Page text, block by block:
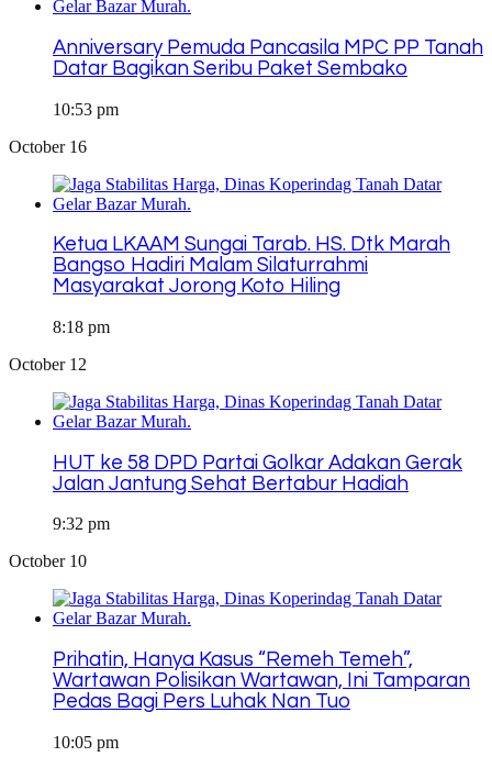
Anniversary Pemuda Pancasila MPC PP Tanah
Datar Bagikan Seribu Paket Sembako
10:53 pm
October 16
Ketua LKAAM Sungai Tarab. HS. Dtk Marah
Bangso Hadiri Malam Silaturrahmi
Masyarakat Jorong Koto Hiling
8:18 pm
October 12
HUT ke 58 DPD Partai Golkar Adakan Gerak
Jalan Jantung Sehat Bertabur Hadiah
9:32 pm
October 10
Prihatin, Hanya Kasus “Remeh Temeh”,
Wartawan Polisikan Wartawan, Ini Tamparan
Pedas Bagi Pers Luhak Nan Tuo
10:05 pm